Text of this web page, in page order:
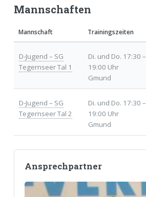
Mannschaften
Mannschaft Trainingszeiten
D-Jugend – SG
Tegernseer Tal 1
Di. und Do. 17:30 –
19:00 Uhr
Gmund
D-Jugend – SG
Tegernseer Tal 2
Di. und Do. 17:30 –
19:00 Uhr
Gmund
Ansprechpartner